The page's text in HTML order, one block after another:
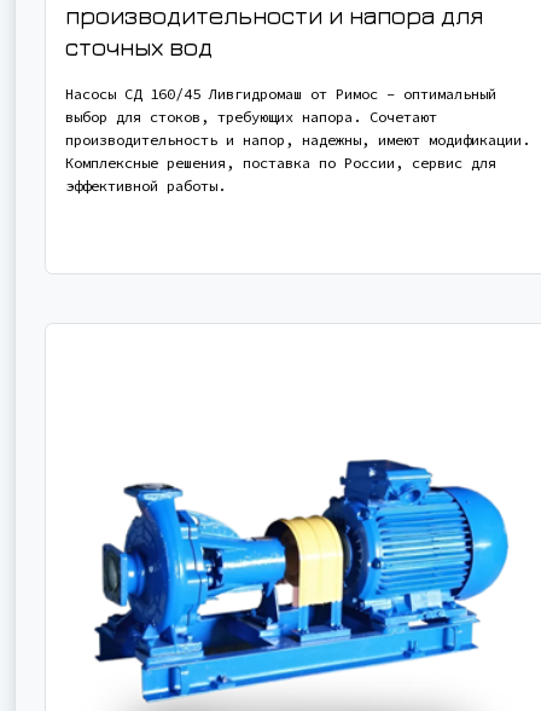
производительности и напора для
сточных вод
Насосы СД 160/45 Ливгидромаш от Римос – оптимальный
выбор для стоков, требующих напора. Сочетают
производительность и напор, надежны, имеют модификации.
Комплексные решения, поставка по России, сервис для
эффективной работы.